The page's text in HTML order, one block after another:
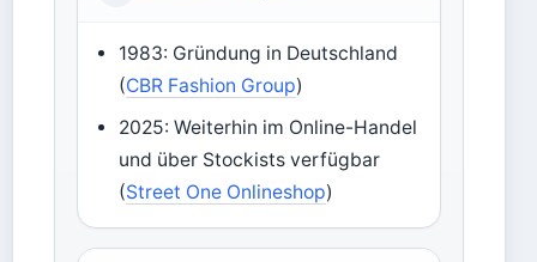
1983: Gründung in Deutschland
(CBR Fashion Group)
2025: Weiterhin im Online-Handel
und über Stockists verfügbar
(Street One Onlineshop)